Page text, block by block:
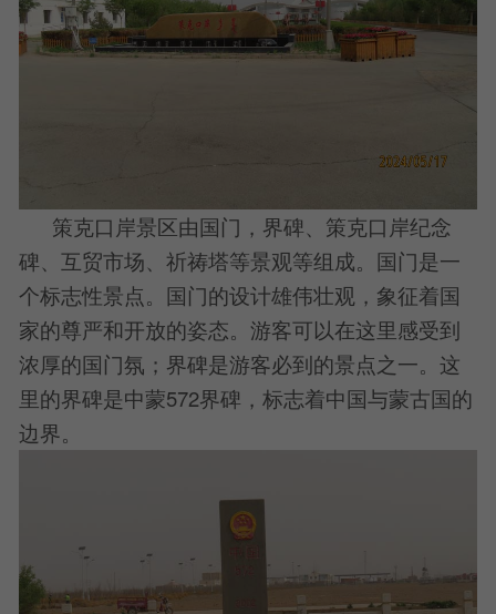
策克口岸景区由国门，界碑、策克口岸纪念
碑、互贸市场、祈祷塔等景观等组成。国门是一
个标志性景点。国门的设计雄伟壮观，象征着国
家的尊严和开放的姿态。游客可以在这里感受到
浓厚的国门氛；界碑是游客必到的景点之一。这
里的界碑是中蒙572界碑，标志着中国与蒙古国的
边界。